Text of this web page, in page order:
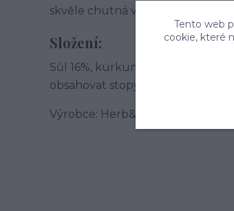
skvěle chutná v rybích a
Složení:
Sůl 16%, kurkuma, česnek,E621
obsahovat stopy celeru, sezamu a
Výrobce: Herb&Spice market s.r.o.
Tento web
cookie, které